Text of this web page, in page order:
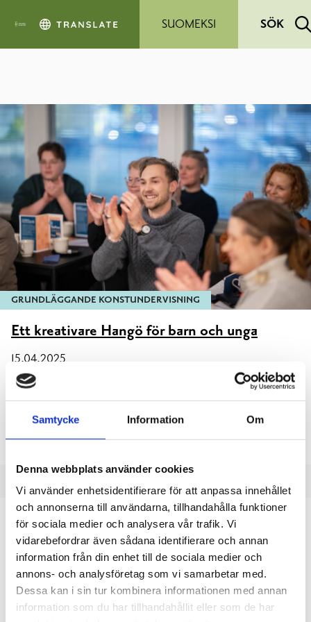
Samtycke Information Om
Denna webbplats använder cookies
Vi använder enhetsidentifierare för att anpassa innehållet
och annonserna till användarna, tillhandahålla funktioner
för sociala medier och analysera vår trafik. Vi
vidarebefordrar även sådana identifierare och annan
information från din enhet till de sociala medier och
annons- och analysföretag som vi samarbetar med.
Dessa kan i sin tur kombinera informationen med annan
information som du har tillhandahållit eller som de har
SUOMEKSI
SÖK
GRUNDLÄGGANDE KONSTUNDERVISNING
Ett kreativare Hangö för barn och unga
15.04.2025
Den 5:e mars 2025 samlade Skapa Position projektet ungefär
trettio entusiaster i Hangös nyöppnade Cafe Station vid
tågstationen för en kväll fylld av inspiration och diskussion kring
konsthobbier.